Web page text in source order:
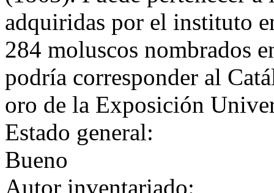
adquiridas por el instituto
284 moluscos nombrados
podría corresponder al
oro de la Exposición
Estado general:
Bueno
Autor inventariado: